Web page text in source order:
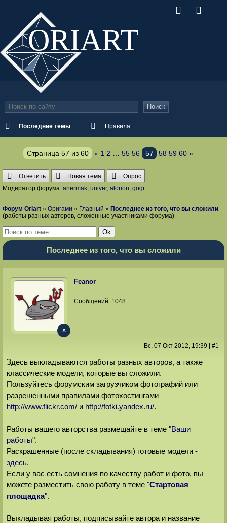
ORIART
Последние темы Правила
Поиск
Страница 57 из 60 « 1 2 55 56 57 58 59 60 »
Ответить Новая тема
Опрос
Модератор форума: anermak, univer, alorion, gogr
Форум Oriart » Оригами » Главный » Последнее из того, что вы сложили
(работы разных авторов, сложенные участниками форума)
Последнее из того, что вы сложили
Feanor
A
Сообщений: 1048
Вс, 07 Окт 2012, 19:39 #1
Здесь выкладываются работы разных авторов, а также
классические модели, которые вы сложили.
Пользуйтесь форумским загрузчиком фотографий или
разрешенными правилами фотохостингами
http://www.flickr.com/и http://fotki.yandex.ru/.
Работы вашего авторства размещайте в теме "Ваши
работы".
Раскрашенные (после складывания) готовые модели -
здесь.
Если у вас есть сомнения по качеству работ и фото, вы
можете разместить свою работу в теме "Стартовая
площадка".
Выкладывая работы, подписывайте автора и название